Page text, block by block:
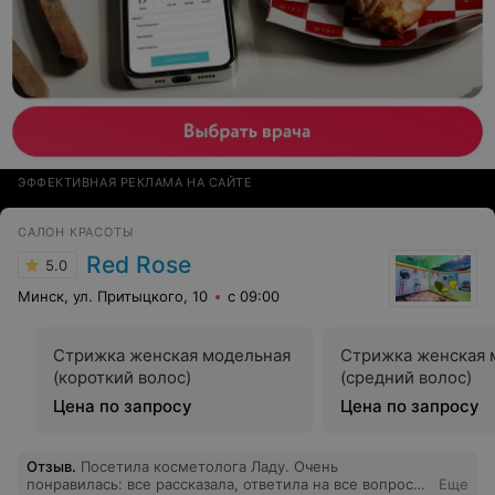
ЭФФЕКТИВНАЯ РЕКЛАМА НА САЙТЕ
САЛОН КРАСОТЫ
5.0 Red Rose
Минск, ул. Притыцкого, 10 с 09:00
Стрижка женская модельная
(короткий волос)
Цена по запросу
Стрижка женская
(средний волос)
Цена по запросу
Отзыв. Посетила косметолога Ладу. Очень
понравилась: все рассказала, ответила на все вопросы,
Еще